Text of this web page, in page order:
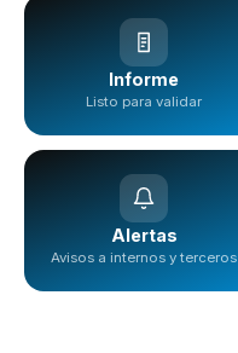
Informe
Listo para validar
Alertas
Avisos a internos y terceros